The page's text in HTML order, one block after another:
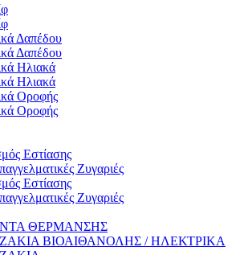
Δαπέδου
Δαπέδου
Ηλιακά
Ηλιακά
Οροφής
Οροφής
Εστίασης
Ζυγαριές
Εστίασης
Ζυγαριές
ΘΕΡΜΑΝΣΗΣ
ΒΙΟΑΙΘΑΝΟΛΗΣ / ΗΛΕΚΤΡΙΚΑ